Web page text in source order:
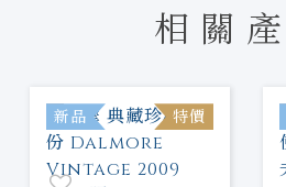
相關
新品 特價